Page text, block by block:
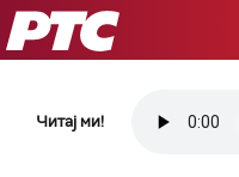
РТС
Читај ми!